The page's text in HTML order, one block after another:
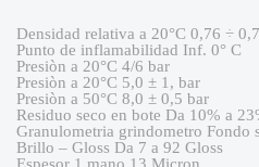
Densidad relativa a 20°C 0,76 ÷
Punto de inflamabilidad Inf. 0° C
Presiòn a 20°C 4/6 bar
Presiòn a 20°C 5,0 ± 1, bar
Presiòn a 50°C 8,0 ± 0,5 bar
Residuo seco en bote Da 10% a
Granulometria grindometro Fondo
Brillo – Gloss Da 7 a 92 Gloss